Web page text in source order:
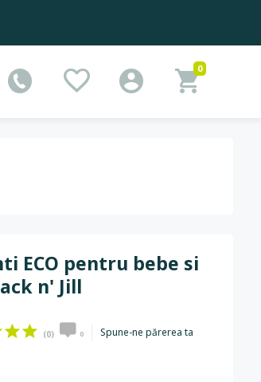
0
ECO pentru bebe si
n' Jill
(0) 0 Spune-ne părerea ta